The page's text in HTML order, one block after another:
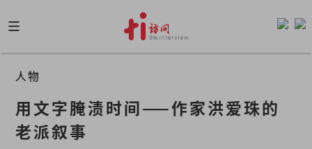
to
content
人物
用文字腌渍时间——作家洪爱珠的
老派叙事